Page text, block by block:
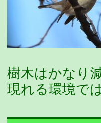
樹木はかなり
現れる環境で